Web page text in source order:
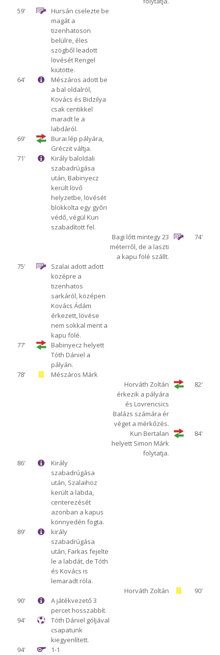
59'
Hursán cselezte be
magát a
tizenhatoson
belülre, éles
szögből leadott
lövését Rengel
kiütötte.
64'
Mészáros adott be
a bal oldalról,
Kovács és Bidzilya
csak centikkel
maradt le a
labdáról.
69'
Burai lép pályára,
Gréczit váltja.
71'
Király baloldali
szabadrúgása
után, Babinyecz
került lövő
helyzetbe, lövését
blokkolta egy győri
védő, végül Kun
szabadított fel.
74'
Bagi lőtt mintegy 23
méterről, de a laszti
a kapu fölé szállt.
75'
Szalai adott adott
középre a
tizenhatos
sarkáról, középen
Kovács Ádám
érkezett, lövése
nem sokkal ment a
kapu fölé.
77'
Babinyecz helyett
Tóth Dániel a
pályán.
78'
Mészáros Márk
82'
Horváth Zoltán
érkezik a pályára
és Lovrencsics
Balázs számára ér
véget a mérkőzés.
84'
Kun Bertalan
helyett Simon Márk
folytatja.
86'
Király
szabadrúgása
után, Szalaihoz
került a labda,
centerezését
azonban a kapus
könnyedén fogta.
89'
király
szabadrúgása
után, Farkas fejelte
le a labdát, de Tóth
és Kovács is
lemaradt róla.
90'
Horváth Zoltán
90'
A játékvezető 3
percet hosszabbít.
94'
Tóth Dániel góljával
csapatunk
kiegyenlített.
94'
1-1